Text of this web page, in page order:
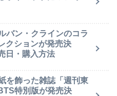
バン・クラインのコラ
クションが発売決
日・購入方法
を飾った雑誌「週刊東
特別版が発売決